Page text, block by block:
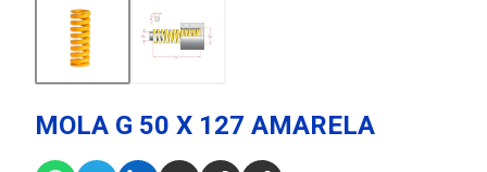
MOLA G 50 X 127 AMARELA